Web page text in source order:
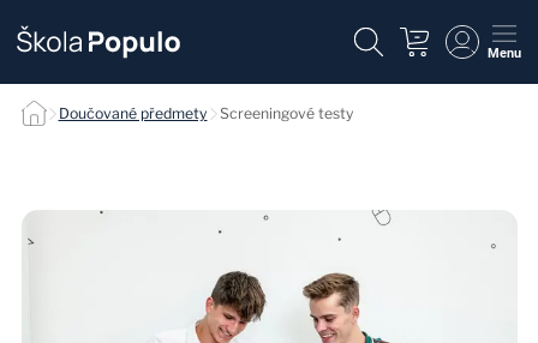
Menu
Doučované předmety
Screeningové testy